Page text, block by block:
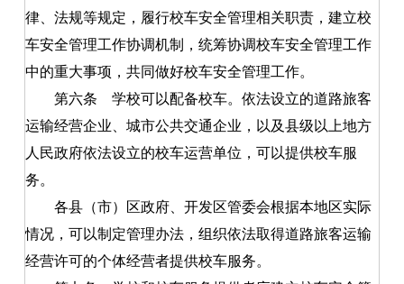
律、法规等规定，履行校车安全管理相关职责，建立校
车安全管理工作协调机制，统筹协调校车安全管理工作
中的重大事项，共同做好校车安全管理工作。
第六条 学校可以配备校车。依法设立的道路旅客
运输经营企业、城市公共交通企业，以及县级以上地方
人民政府依法设立的校车运营单位，可以提供校车服
务。
各县（市）区政府、开发区管委会根据本地区实际
情况，可以制定管理办法，组织依法取得道路旅客运输
经营许可的个体经营者提供校车服务。